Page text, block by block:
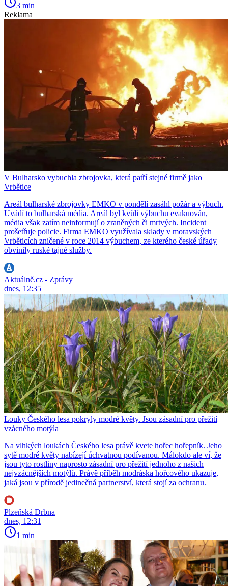
3 min
Reklama
V Bulharsko vybuchla zbrojovka, která patří stejné firmě jako
Vrbětice
Areál bulharské zbrojovky EMKO v pondělí zasáhl požár a výbuch.
Uvádí to bulharská média. Areál byl kvůli výbuchu evakuován,
média však zatím neinformují o zraněných či mrtvých. Incident
prošetřuje policie. Firma EMKO využívala sklady v moravských
Vrběticích zničené v roce 2014 výbuchem, ze kterého české úřady
obvinily ruské tajné služby.
Aktuálně.cz - Zprávy
dnes, 12:35
Louky Českého lesa pokryly modré květy. Jsou zásadní pro přežití
vzácného motýla
Na vlhkých loukách Českého lesa právě kvete hořec hořepník. Jeho
sytě modré květy nabízejí úchvatnou podívanou. Málokdo ale ví, že
jsou tyto rostliny naprosto zásadní pro přežití jednoho z našich
nejvzácnějších motýlů. Právě příběh modráska hořcového ukazuje,
jaká jsou v přírodě jedinečná partnerství, která stojí za ochranu.
Plzeňská Drbna
dnes, 12:31
1 min